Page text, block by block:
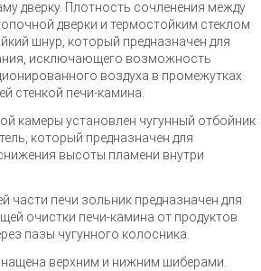
дверку. Плотность сочленения между
дверки и термостойким стеклом
шнур, который предназначен для
исключающего возможность
воздуха в промежутках
стенкой печи-камина.
камеры установлен чугунный отбойник
который предназначен для
высоты пламени внутри
части печи зольник предназначен для
очистки печи-камина от продуктов
пазы чугунного колосника.
верхним и нижним шиберами.